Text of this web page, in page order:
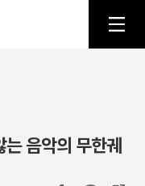
음악의 무한궤